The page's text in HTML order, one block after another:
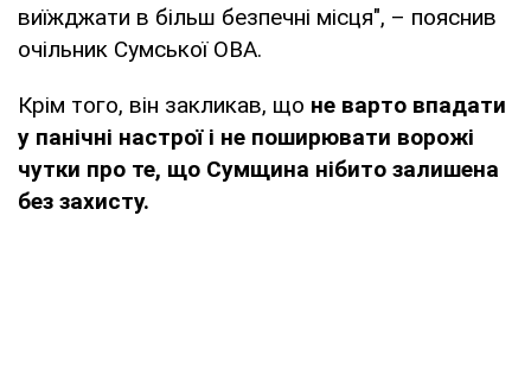
виїжджати в більш безпечні місця", – пояснив
очільник Сумської ОВА.
Крім того, він закликав, що не варто впадати
у панічні настрої і не поширювати ворожі
чутки про те, що Сумщина нібито залишена
без захисту.